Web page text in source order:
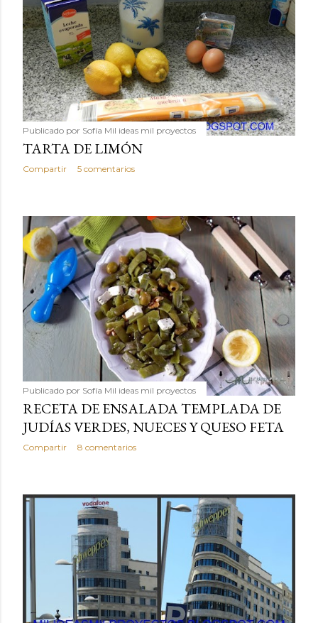
Publicado por Sofía Mil ideas mil proyectos
TARTA DE LIMÓN
Compartir 5 comentarios
Publicado por Sofía Mil ideas mil proyectos
RECETA DE ENSALADA TEMPLADA DE
JUDÍAS VERDES, NUECES Y QUESO FETA
Compartir 8 comentarios